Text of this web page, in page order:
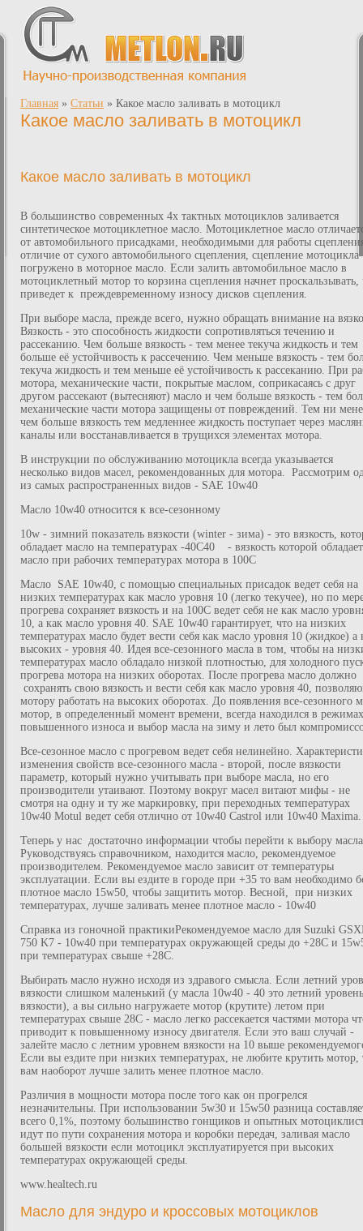
Главная » Статьи » Какое масло заливать в мотоцикл
Какое масло заливать в мотоцикл
Какое масло заливать в мотоцикл
В большинство современных 4х тактных мотоциклов заливается
синтетическое мотоциклетное масло. Мотоциклетное масло
от автомобильного присадками, необходимыми для работы
отличие от сухого автомобильного сцепления, сцепление мотоцикла
погружено в моторное масло. Если залить автомобильное масло в
мотоциклетный мотор то корзина сцепления начнет проскальзывать,
приведет к преждевременному износу дисков сцепления.
При выборе масла, прежде всего, нужно обращать внимание на
Вязкость - это способность жидкости сопротивляться течению и
рассеканию. Чем больше вязкость - тем менее текуча жидкость и тем
больше её устойчивость к рассечению. Чем меньше вязкость - тем
текуча жидкость и тем меньше её устойчивость к рассеканию. При
мотора, механические части, покрытые маслом, соприкасаясь с друг
другом рассекают (вытесняют) масло и чем больше вязкость - тем
механические части мотора защищены от повреждений. Тем ни
чем больше вязкость тем медленнее жидкость поступает через
каналы или восстанавливается в трущихся элементах мотора.
В инструкции по обслуживанию мотоцикла всегда указывается
несколько видов масел, рекомендованных для мотора. Рассмотрим
из самых распространенных видов - SAE 10w40
Масло 10w40 относится к все-сезонному
10w - зимний показатель вязкости (winter - зима) - это вязкость,
обладает масло на температурах -40C40 - вязкость которой обладает
масло при рабочих температурах мотора в 100C
Масло SAE 10w40, с помощью специальных присадок ведет себя на
низких температурах как масло уровня 10 (легко текучее), но по
прогрева сохраняет вязкость и на 100C ведет себя не как масло
10, а как масло уровня 40. SAE 10w40 гарантирует, что на низких
температурах масло будет вести себя как масло уровня 10 (жидкое) а
высоких - уровня 40. Идея все-сезонного масла в том, чтобы на
температурах масло обладало низкой плотностью, для холодного
прогрева мотора на низких оборотах. После прогрева масло должно
сохранять свою вязкость и вести себя как масло уровня 40,
мотору работать на высоких оборотах. До появления все-сезонного
мотор, в определенный момент времени, всегда находился в режимах
повышенного износа и выбор масла на зиму и лето был
Все-сезонное масло с прогревом ведет себя нелинейно.
изменения свойств все-сезонного масла - второй, после вязкости
параметр, который нужно учитывать при выборе масла, но его
производители утаивают. Поэтому вокруг масел витают мифы - не
смотря на одну и ту же маркировку, при переходных температурах
10w40 Motul ведет себя отлично от 10w40 Castrol или 10w40 Maxima.
Теперь у нас достаточно информации чтобы перейти к выбору
Руководствуясь справочником, находится масло, рекомендуемое
производителем. Рекомендуемое масло зависит от температуры
эксплуатации. Если вы ездите в городе при +35 то вам необходимо
плотное масло 15w50, чтобы защитить мотор. Весной, при низких
температурах, лучше заливать менее плотное масло - 10w40
Справка из гоночной практикиРекомендуемое масло для Suzuki
750 K7 - 10w40 при температурах окружающей среды до +28C и
при температурах свыше +28C.
Выбирать масло нужно исходя из здравого смысла. Если летний
вязкости слишком маленький (у масла 10w40 - 40 это летний уровень
вязкости), а вы сильно нагружаете мотор (крутите) летом при
температурах свыше 28С - масло легко рассекается частями мотора
приводит к повышенному износу двигателя. Если это ваш случай -
залейте масло с летним уровнем вязкости на 10 выше
Если вы ездите при низких температурах, не любите крутить мотор,
вам наоборот лучше залить менее плотное масло.
Различия в мощности мотора после того как он прогрелся
незначительны. При использовании 5w30 и 15w50 разница
всего 0,1%, поэтому большинство гонщиков и опытных
идут по пути сохранения мотора и коробки передач, заливая масло
большей вязкости если мотоцикл эксплуатируется при высоких
температурах окружающей среды.
www.healtech.ru
Масло для эндуро и кроссовых мотоциклов